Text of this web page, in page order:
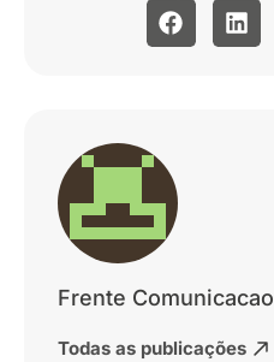
Frente Comunicacao
Todas as publicações